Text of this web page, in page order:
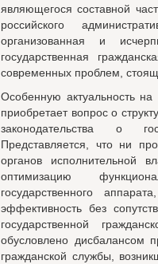
являющегося составной
российского
организованная и
государственная
современных проблем,
Особенную актуальность
приобретает вопрос о
законодательства о
Представляется, что ни
органов исполнительной
оптимизацию
государственного
эффективность без
государственной
обусловлено дисбалансом
гражданской службы,